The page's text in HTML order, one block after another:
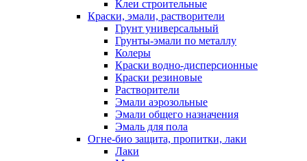
Клеи строительные
Краски, эмали, растворители
Грунт универсальный
Грунты-эмали по металлу
Колеры
Краски водно-дисперсионные
Краски резиновые
Растворители
Эмали аэрозольные
Эмали общего назначения
Эмаль для пола
Огне-био защита, пропитки, лаки
Лаки